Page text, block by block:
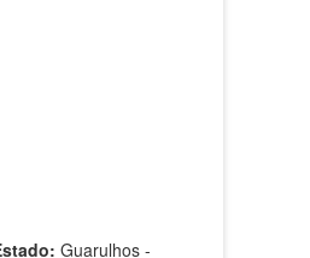
Guarulhos -